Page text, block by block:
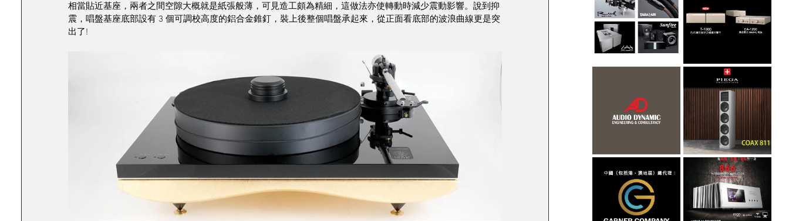
相當貼近基座，兩者之間空隙大概就是紙張般薄，可見造工頗為精細，這做法亦使轉動時減少震動影響。說到抑
震，唱盤基座底部設有 3 個可調校高度的鋁合金錐釘，裝上後整個唱盤承起來，從正面看底部的波浪曲線更是突
出了!